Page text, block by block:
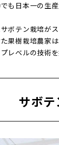
も日本一の生
ボテン栽培が
果樹栽培農家
レベルの技術
サボ